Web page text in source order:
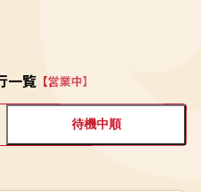
一覧 【営業中】
待機中順